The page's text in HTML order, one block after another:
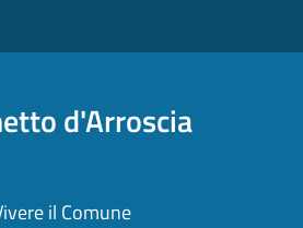
d'Arroscia
il Comune